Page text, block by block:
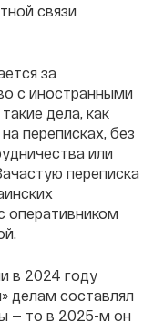
связи
за
с иностранными
дела, как
переписках, без
или
переписка
оперативником
в 2024 году
делам составлял
— то в 2025-м он